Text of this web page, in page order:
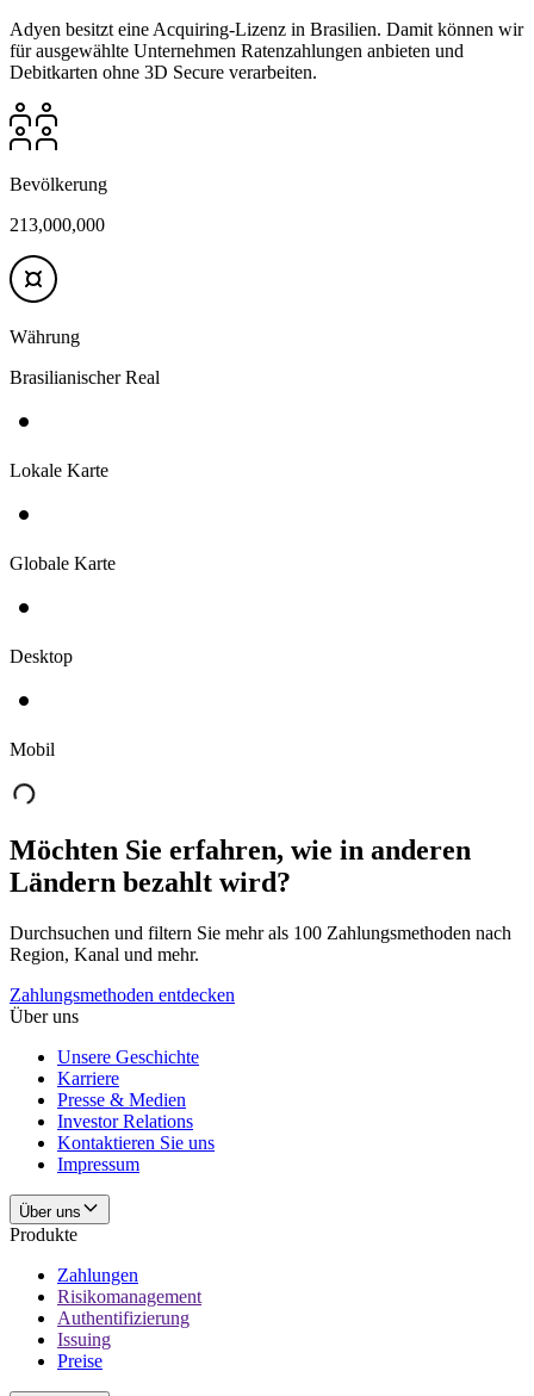
Adyen besitzt eine Acquiring-Lizenz in Brasilien. Damit können wir
für ausgewählte Unternehmen Ratenzahlungen anbieten und
Debitkarten ohne 3D Secure verarbeiten.
Bevölkerung
213,000,000
Währung
Brasilianischer Real
Lokale Karte
Globale Karte
Desktop
Mobil
Möchten Sie erfahren, wie in anderen
Ländern bezahlt wird?
Durchsuchen und filtern Sie mehr als 100 Zahlungsmethoden nach
Region, Kanal und mehr.
Zahlungsmethoden entdecken
Über uns
Unsere Geschichte
Karriere
Presse & Medien
Investor Relations
Kontaktieren Sie uns
Impressum
Über uns
Produkte
Zahlungen
Risikomanagement
Authentifizierung
Issuing
Preise